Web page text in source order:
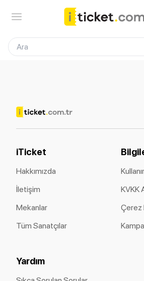
iTicket
Hakkımızda
İletişim
Mekanlar
Tüm Sanatçılar
KVKK
Çerez
Yardım